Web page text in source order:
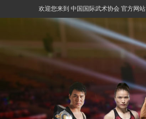
欢迎您来到 中国国际武术协会 官方网站